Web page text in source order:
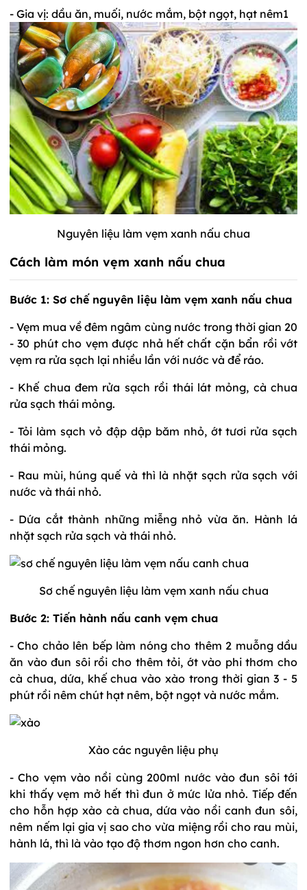
- Gia vị: dầu ăn, muối, nước mắm, bột ngọt, hạt nêm1
Nguyên liệu làm vẹm xanh nấu chua
Cách làm món vẹm xanh nấu chua
Bước 1: Sơ chế nguyên liệu làm vẹm xanh nấu chua
- Vẹm mua về đêm ngâm cùng nước trong thời gian 20
- 30 phút cho vẹm được nhả hết chất cặn bẩn rồi vớt
vẹm ra rửa sạch lại nhiều lần với nước và để ráo.
- Khế chua đem rửa sạch rồi thái lát mỏng, cà chua
rửa sạch thái mỏng.
- Tỏi làm sạch vỏ đập dập băm nhỏ, ớt tươi rửa sạch
thái mỏng.
- Rau mùi, húng quế và thì là nhặt sạch rửa sạch với
nước và thái nhỏ.
- Dứa cắt thành những miễng nhỏ vừa ăn. Hành lá
nhặt sạch rửa sạch và thái nhỏ.
Sơ chế nguyên liệu làm vẹm xanh nấu chua
Bước 2: Tiến hành nấu canh vẹm chua
- Cho chảo lên bếp làm nóng cho thêm 2 muỗng dầu
ăn vào đun sôi rồi cho thêm tỏi, ớt vào phi thơm cho
cà chua, dứa, khế chua vào xào trong thời gian 3 - 5
phút rồi nêm chút hạt nêm, bột ngọt và nước mắm.
Xào các nguyên liệu phụ
- Cho vẹm vào nồi cùng 200ml nước vào đun sôi tới
khi thấy vẹm mở hết thì đun ở mức lửa nhỏ. Tiếp đến
cho hỗn hợp xào cà chua, dứa vào nồi canh đun sôi,
nêm nếm lại gia vị sao cho vừa miệng rồi cho rau mùi,
hành lá, thì là vào tạo độ thơm ngon hơn cho canh.